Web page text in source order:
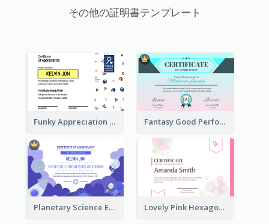
その他の証明書テンプレート
Funky Appreciation Letter For Fundraising Fantasy Good Performance Award Certificate
Planetary Science Education Certificate Lovely Pink Hexagonal Shapes Certification Design